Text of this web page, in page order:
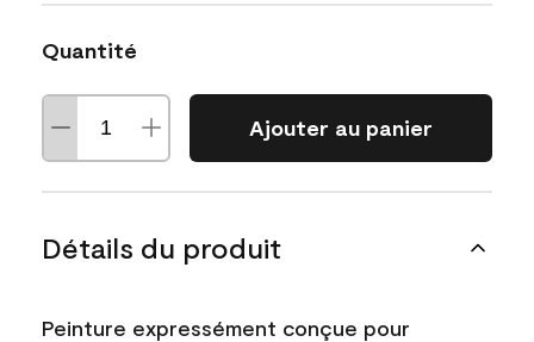
Quantité
Ajouter au panier
Détails du produit
Peinture expressément conçue pour